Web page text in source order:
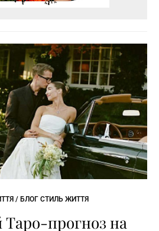
/ БЛОГ СТИЛЬ ЖИТТЯ
прогноз на